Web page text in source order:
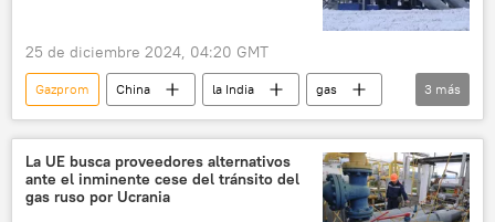
25 de diciembre 2024, 04:20 GMT
Gazprom China la India
gas
Rusia
📈 Mercados y finanzas
Economía
3 más
La UE busca proveedores alternativos
ante el inminente cese del tránsito del
gas ruso por Ucrania